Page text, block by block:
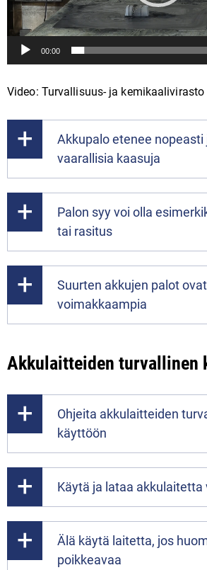
00:00
Video: Turvallisuus- ja kemikaalivirasto
Akkupalo etenee
vaarallisia kaasuja
Palon syy voi olla
tai rasitus
Suurten akkujen palot ovat
voimakkaampia
Akkulaitteiden turvallinen
Ohjeita akkulaitteiden
käyttöön
Käytä ja lataa akkulaitetta
Älä käytä laitetta, jos
poikkeavaa